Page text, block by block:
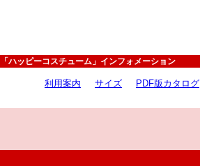
「ハッピーコスチューム」インフォメーション
利用案内 サイズ PDF版カタログ